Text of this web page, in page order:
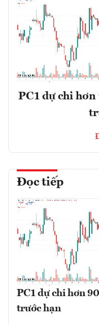
PC1 dự chi
Đọc tiếp
PC1 dự chi hơn
trước hạn